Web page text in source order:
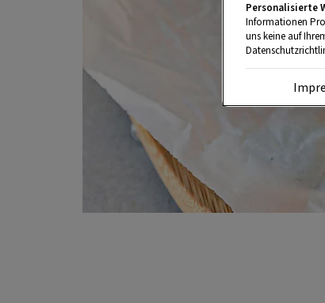
Personalisierte
Informationen
uns keine auf